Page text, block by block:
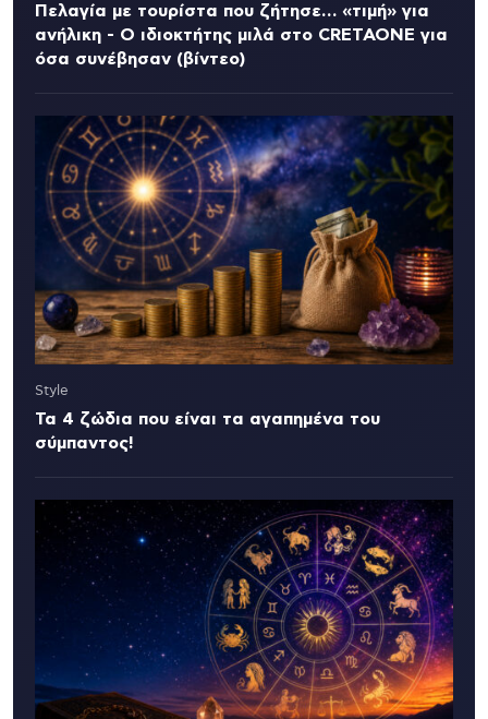
Πελαγία με τουρίστα που ζήτησε… «τιμή» για
ανήλικη - Ο ιδιοκτήτης μιλά στο CRETAONE για
όσα συνέβησαν (βίντεο)
Style
Τα 4 ζώδια που είναι τα αγαπημένα του
σύμπαντος!